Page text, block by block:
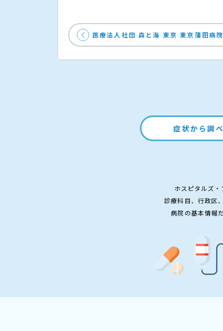
医療法人社団 森と海 東京 東京蒲田病
症状から調
ホスピタルズ
診療科目、行政区
病院の基本情報